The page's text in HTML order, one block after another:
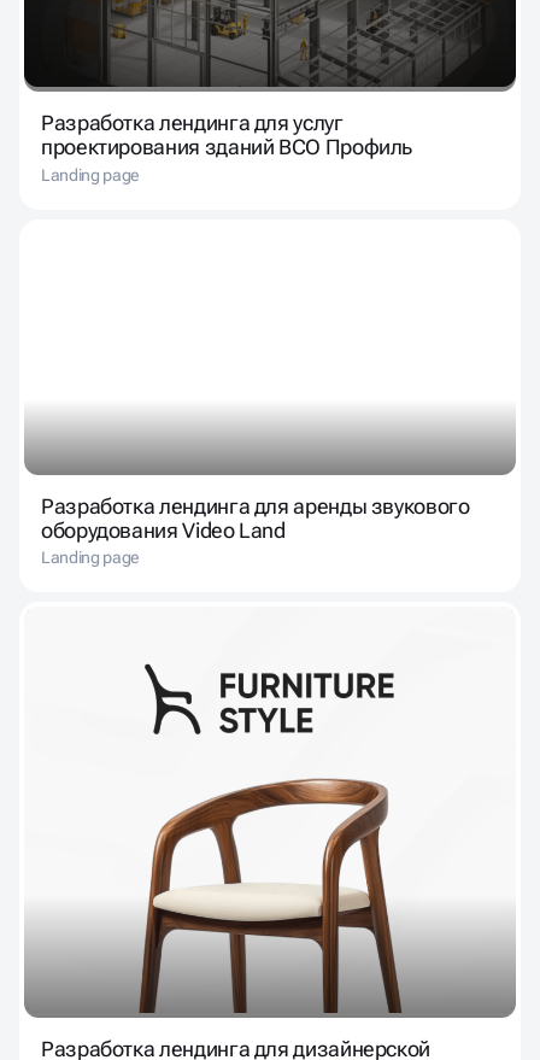
Разработка лендинга для услуг
проектирования зданий ВСО Профиль
Landing page
Разработка лендинга для аренды звукового
оборудования Video Land
Landing page
Разработка лендинга для дизайнерской